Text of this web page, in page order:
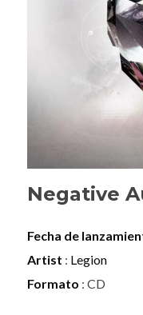
Negative
Fecha de
Artist : Legion
Formato : CD